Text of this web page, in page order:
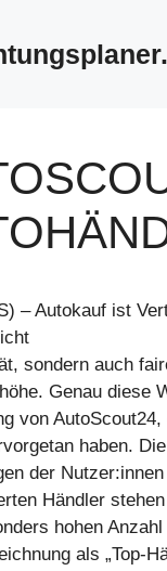
– Autokauf ist
sondern auch
Genau diese
von
haben.
der
Händler
hohen
als „Top-